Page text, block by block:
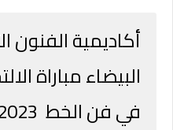
أكاديمية الفنون
البيضاء مباراة
في فن الخط 2023-2024